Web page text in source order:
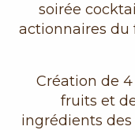
soirée
actionnaires du
Création de
fruits et
ingrédients